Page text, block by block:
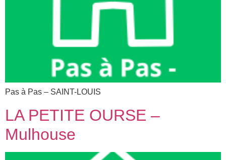
Pas à Pas – SAINT-LOUIS​
LA PETITE OURSE –
Mulhouse